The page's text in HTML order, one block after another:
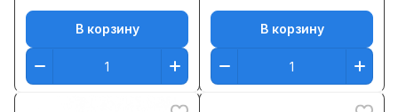
В корзину В корзину